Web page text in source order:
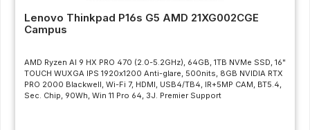
Lenovo Thinkpad P16s G5 AMD 21XG002CGE
Campus
AMD Ryzen AI 9 HX PRO 470 (2.0-5.2GHz), 64GB, 1TB NVMe SSD, 16"
TOUCH WUXGA IPS 1920x1200 Anti-glare, 500nits, 8GB NVIDIA RTX
PRO 2000 Blackwell, Wi-Fi 7, HDMI, USB4/TB4, IR+5MP CAM, BT5.4,
Sec. Chip, 90Wh, Win 11 Pro 64, 3J. Premier Support